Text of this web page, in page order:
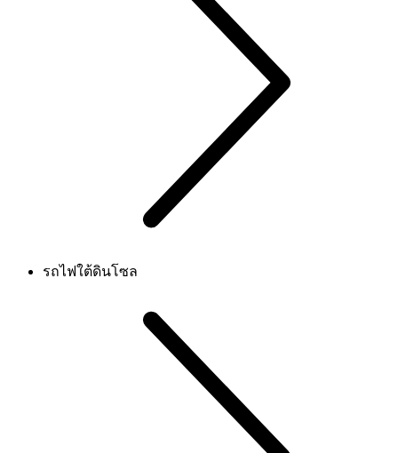
รถไฟใต้ดินโซล